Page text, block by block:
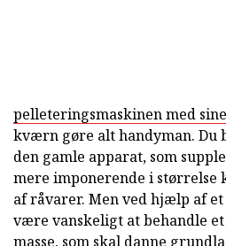
pelleteringsmaskinen med
kværn gøre alt handyman. Du
den gamle apparat, som
mere imponerende i størrelse
af råvarer. Men ved hjælp af
være vanskeligt at behandle
masse, som skal danne